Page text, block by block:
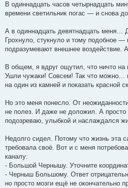
В одиннадцать часов четырнадцать
времени светильник погас — и снова
А в одиннадцать девятнадцать меня…
Грохнуло, стукнуло и тому подобное —
подразумевают внешнее воздействие.
В общем, я вдруг ощутил, что ничто
Ушли чужаки! Совсем! Так что можно…
на один из камней и показать красной
Но это меня понесло. От
не полез. И даже не доложил. А просто
подозреваю, улыбкой и наслаждался
Недолго сидел. Потому что жизнь эта
требовала своё. Вот и с меня
каналу:
- Большой Чернышу. Уточните
- Черныш Большому. Ответ
но просто мозги ещё не окончательно